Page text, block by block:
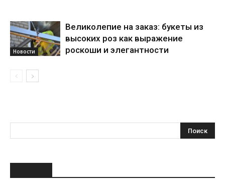
Новости
Великолепие на заказ: букеты из
высоких роз как выражение
роскоши и элегантности